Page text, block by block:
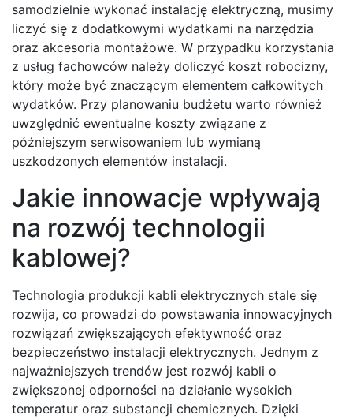
samodzielnie wykonać instalację elektryczną, musimy
liczyć się z dodatkowymi wydatkami na narzędzia
oraz akcesoria montażowe. W przypadku korzystania
z usług fachowców należy doliczyć koszt robocizny,
który może być znaczącym elementem całkowitych
wydatków. Przy planowaniu budżetu warto również
uwzględnić ewentualne koszty związane z
późniejszym serwisowaniem lub wymianą
uszkodzonych elementów instalacji.
Jakie innowacje wpływają
na rozwój technologii
kablowej?
Technologia produkcji kabli elektrycznych stale się
rozwija, co prowadzi do powstawania innowacyjnych
rozwiązań zwiększających efektywność oraz
bezpieczeństwo instalacji elektrycznych. Jednym z
najważniejszych trendów jest rozwój kabli o
zwiększonej odporności na działanie wysokich
temperatur oraz substancji chemicznych. Dzięki